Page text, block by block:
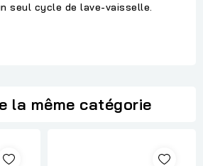
seul cycle de lave-vaisselle.
la même catégorie